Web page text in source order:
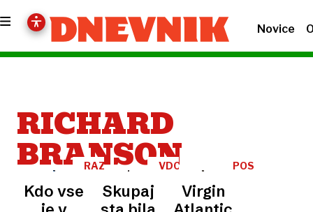
Novice
RICHARD
BRANSON
RAZKRITO
Kdo vse
VDOVEC
Skupaj
POSEL
Virgin